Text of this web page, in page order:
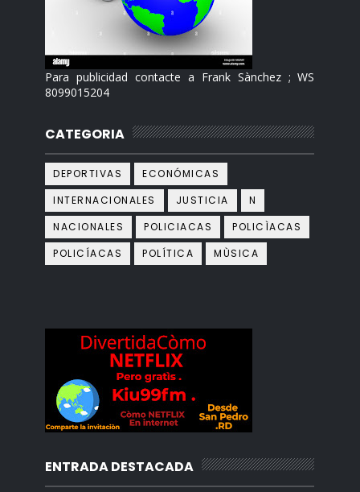
Para publicidad contacte a Frank Sànchez ; WS
8099015204
CATEGORIA
DEPORTIVAS
ECONÓMICAS
INTERNACIONALES
JUSTICIA
N
NACIONALES
POLICIACAS
POLICÌACAS
POLICÍACAS
POLÍTICA MÙSICA
ENTRADA DESTACADA